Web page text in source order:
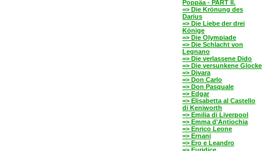
Poppäa - PART II.
=> Die Krönung des
Darius
=> Die Liebe der drei
Könige
=> Die Olympiade
=> Die Schlacht von
Legnano
=> Die verlassene Dido
=> Die versunkene Glocke
=> Divara
=> Don Carlo
=> Don Pasquale
=> Edgar
=> Elisabetta al Castello
di Keniworth
=> Emilia di Liverpool
=> Emma d'Antiochia
=> Enrico Leone
=> Ernani
=> Ero e Leandro